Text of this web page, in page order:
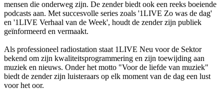
mensen die onderweg zijn. De zender biedt ook een reeks boeiende
podcasts aan. Met succesvolle series zoals '1LIVE Zo was de dag'
en '1LIVE Verhaal van de Week', houdt de zender zijn publiek
geïnformeerd en vermaakt.
Als professioneel radiostation staat 1LIVE Neu voor de Sektor
bekend om zijn kwaliteitsprogrammering en zijn toewijding aan
muziek en nieuws. Onder het motto "Voor de liefde van muziek"
biedt de zender zijn luisteraars op elk moment van de dag een lust
voor het oor.